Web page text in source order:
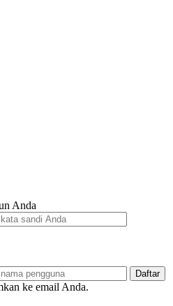
Anda
ke email Anda.